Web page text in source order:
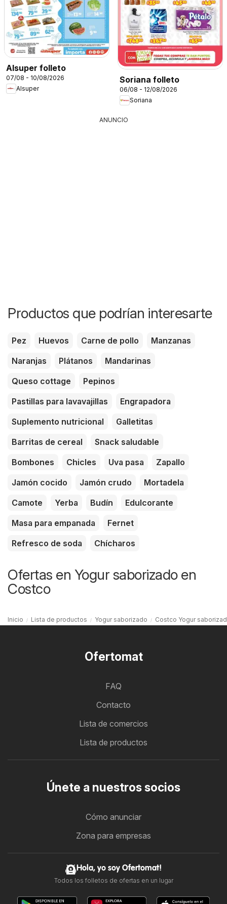
Alsuper folleto
07/08 - 10/08/2026
Alsuper
Soriana folleto
06/08 - 12/08/2026
Soriana
ANUNCIO
Productos que podrían interesarte
Pez Huevos Carne de pollo
Manzanas
Naranjas
Plátanos
Mandarinas
Queso cottage
Pepinos
Pastillas para lavavajillas
Engrapadora
Suplemento nutricional
Galletitas
Barritas de cereal
Snack saludable
Bombones
Chicles Uva pasa
Zapallo
Jamón cocido
Jamón crudo
Mortadela
Camote
Yerba Budín
Edulcorante
Masa para empanada
Fernet
Refresco de soda
Chícharos
Ofertas en Yogur saborizado en
Costco
Inicio Lista de productos Yogur saborizado Costco Yogur
Ofertomat
FAQ
Contacto
Lista de comercios
Lista de productos
Únete a nuestros socios
Cómo anunciar
Zona para empresas
Hola, yo soy Ofertomat!
Todos los folletos de ofertas en un lugar